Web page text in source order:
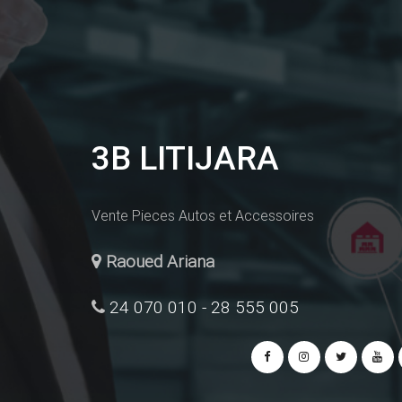
3B LITIJARA
Vente Pieces Autos et Accessoires
Raoued Ariana
24 070 010 - 28 555 005